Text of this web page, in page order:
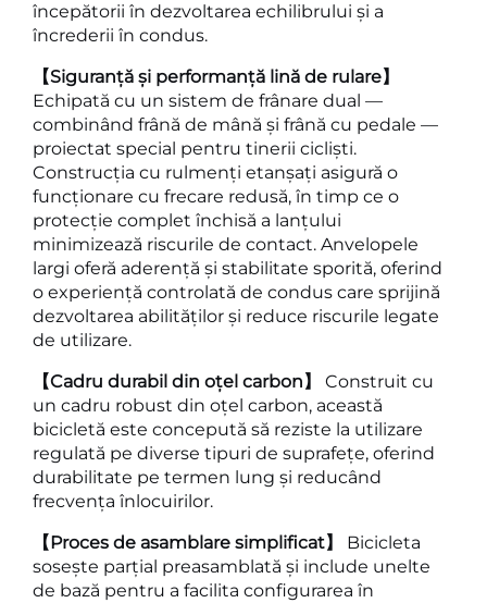
începătorii în dezvoltarea echilibrului și a
încrederii în condus.
【Siguranță și performanță lină de rulare】
Echipată cu un sistem de frânare dual —
combinând frână de mână și frână cu pedale —
proiectat special pentru tinerii cicliști.
Construcția cu rulmenți etanșați asigură o
funcționare cu frecare redusă, în timp ce o
protecție complet închisă a lanțului
minimizează riscurile de contact. Anvelopele
largi oferă aderență și stabilitate sporită, oferind
o experiență controlată de condus care sprijină
dezvoltarea abilităților și reduce riscurile legate
de utilizare.
【Cadru durabil din oțel carbon】 Construit cu
un cadru robust din oțel carbon, această
bicicletă este concepută să reziste la utilizare
regulată pe diverse tipuri de suprafețe, oferind
durabilitate pe termen lung și reducând
frecvența înlocuirilor.
【Proces de asamblare simplificat】 Bicicleta
sosește parțial preasamblată și include unelte
de bază pentru a facilita configurarea în